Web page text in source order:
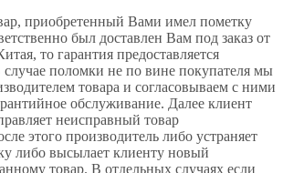
приобретенный Вами имел пометку
был доставлен Вам под заказ от
то гарантия предоставляется
поломки не по вине покупателя мы
товара и согласовываем с ними
обслуживание. Далее клиент
неисправный товар
этого производитель либо устраняет
либо высылает клиенту новый
товар. В отдельных случаях если